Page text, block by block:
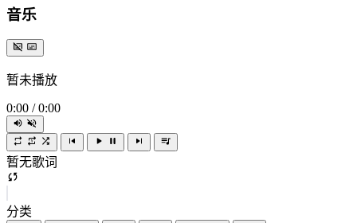
音乐
暂未播放
0:00 / 0:00
暂无歌词
分类